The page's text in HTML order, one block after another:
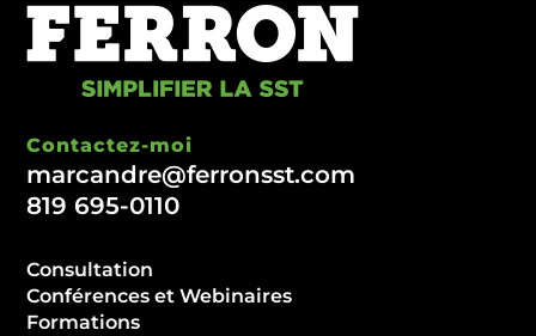
Contactez-moi
marcandre@ferronsst.com
819 695-0110
Consultation
Conférences et Webinaires
Formations